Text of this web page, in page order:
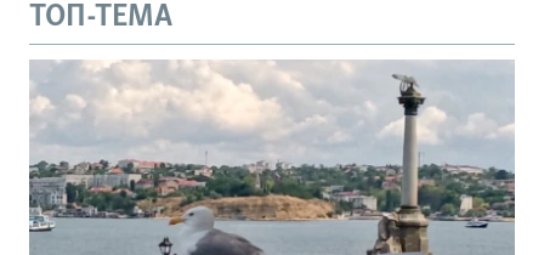
ТОП-ТЕМА